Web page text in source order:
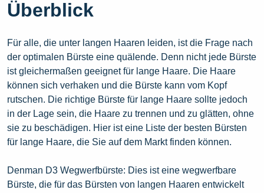
Überblick
Für alle, die unter langen Haaren leiden, ist die Frage nach
der optimalen Bürste eine quälende. Denn nicht jede Bürste
ist gleichermaßen geeignet für lange Haare. Die Haare
können sich verhaken und die Bürste kann vom Kopf
rutschen. Die richtige Bürste für lange Haare sollte jedoch
in der Lage sein, die Haare zu trennen und zu glätten, ohne
sie zu beschädigen. Hier ist eine Liste der besten Bürsten
für lange Haare, die Sie auf dem Markt finden können.
Denman D3 Wegwerfbürste: Dies ist eine wegwerfbare
Bürste, die für das Bürsten von langen Haaren entwickelt